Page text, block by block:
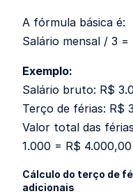
A fórmula básica é:
Salário mensal / 3
Exemplo:
Salário bruto: R$
Terço de férias: R$
Valor total das
1.000 = R$
Cálculo do terço de
adicionais